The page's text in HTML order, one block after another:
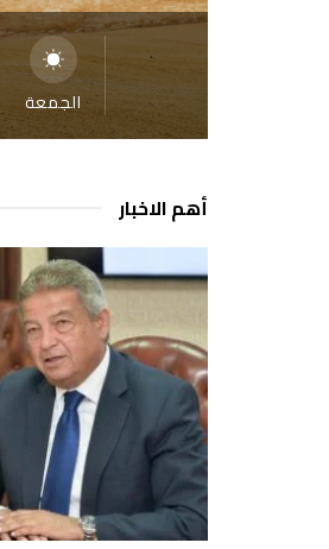
الجمعة
أهم الاخبار